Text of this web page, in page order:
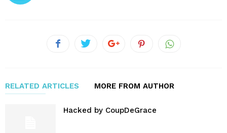
RELATED ARTICLES MORE FROM AUTHOR
Hacked by CoupDeGrace